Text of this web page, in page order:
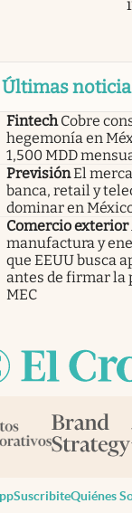
Últimas
Fintech Cobre
hegemonía en
1,500 MDD
PrevisiónEl
banca, retail y
dominar en
Comercio exterior
manufactura y
que EEUU busca
antes de firmar la
MEC
SuscribiteQuiénes